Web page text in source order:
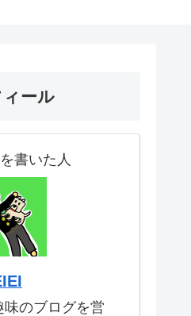
ール
書いた人
のブログを営